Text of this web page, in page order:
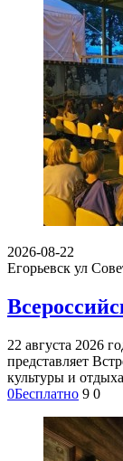
2026-08-22
Егорьевск ул
22 августа 2026
представляет
культуры и
0Бесплатно 9 0